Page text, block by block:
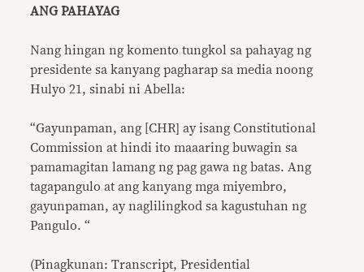
ANG PAHAYAG
Nang hingan ng komento tungkol sa pahayag ng
presidente sa kanyang pagharap sa media noong
Hulyo 21, sinabi ni Abella:
“Gayunpaman, ang [CHR] ay isang Constitutional
Commission at hindi ito maaaring buwagin sa
pamamagitan lamang ng pag gawa ng batas. Ang
tagapangulo at ang kanyang mga miyembro,
gayunpaman, ay naglilingkod sa kagustuhan ng
Pangulo. “
(Pinagkunan: Transcript, Presidential